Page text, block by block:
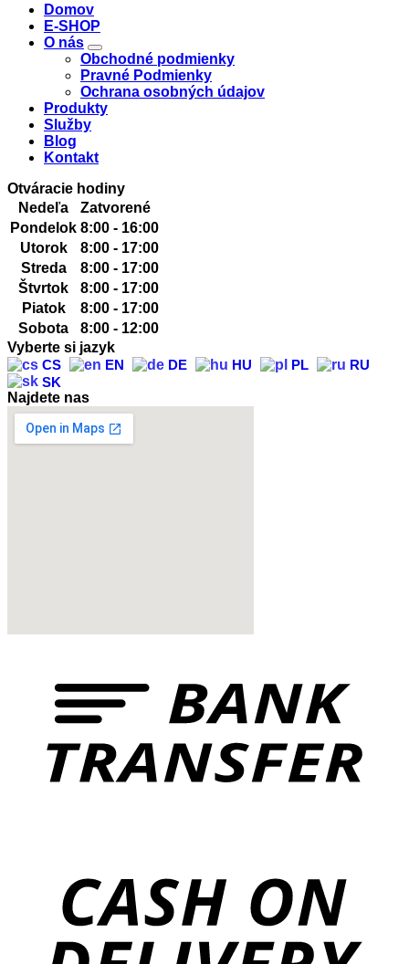
Domov
E-SHOP
O nás
Obchodné podmienky
Pravné Podmienky
Ochrana osobných údajov
Produkty
Služby
Blog
Kontakt
Otváracie hodiny
Nedeľa
Zatvorené
Pondelok 8:00 - 16:00
Utorok
8:00 - 17:00
Streda
8:00 - 17:00
Štvrtok
8:00 - 17:00
Piatok
8:00 - 17:00
Sobota
8:00 - 12:00
Vyberte si jazyk
CS
EN DE HU PL
RU
SK
Najdete nas